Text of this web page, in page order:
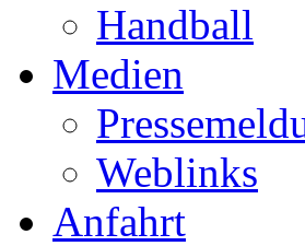
Handball
Medien
Weblinks
Anfahrt